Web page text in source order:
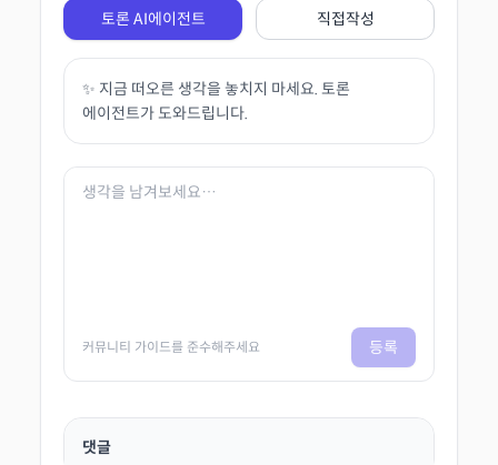
토론 AI에이전트 직접작성
✨ 지금 떠오른 생각을 놓치지 마세요. 토론
에이전트가 도와드립니다.
커뮤니티 가이드를 준수해주세요 등록
댓글